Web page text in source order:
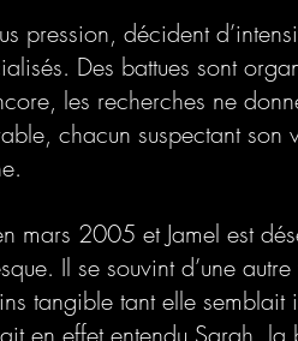
pression, décident
Des battues sont
les recherches ne
chacun suspectant son
mars 2005 et Jamel est
Il se souvint d’une
tangible tant elle
en effet entendu Sarah,